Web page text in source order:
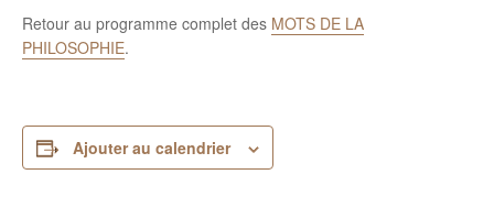
Retour au programme complet des MOTS DE LA
PHILOSOPHIE.
Ajouter au calendrier